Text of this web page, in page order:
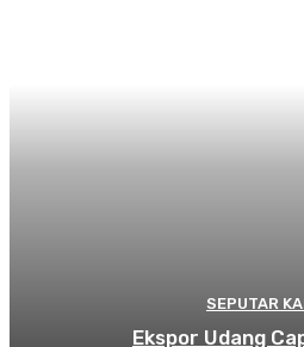
SEPUTAR
Ekspor Udang